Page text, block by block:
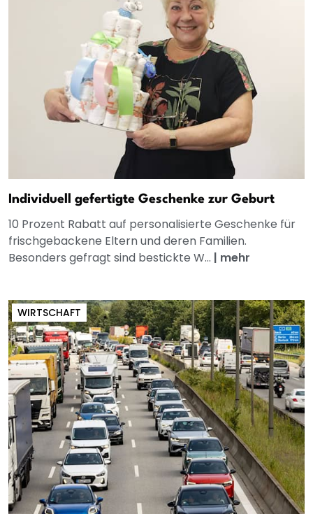
Individuell gefertigte Geschenke zur Geburt
10 Prozent Rabatt auf personalisierte Geschenke für
frischgebackene Eltern und deren Familien.
Besonders gefragt sind bestickte W... | mehr
WIRTSCHAFT